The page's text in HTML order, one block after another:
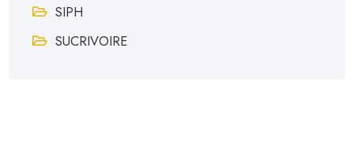
SIPH
SUCRIVOIRE